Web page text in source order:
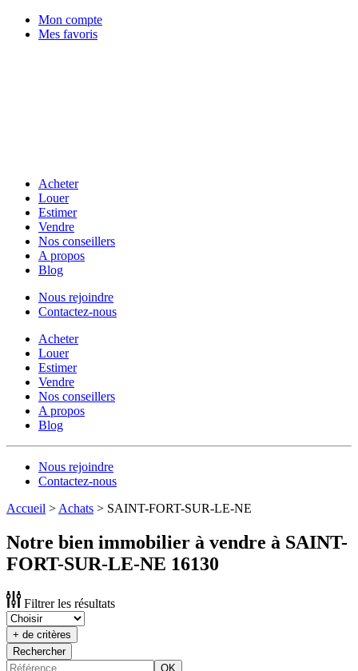
Mon compte
Mes favoris
Acheter
Louer
Estimer
Vendre
Nos conseillers
A propos
Blog
Nous rejoindre
Contactez-nous
Acheter
Louer
Estimer
Vendre
Nos conseillers
A propos
Blog
Nous rejoindre
Contactez-nous
Accueil > Achats > SAINT-FORT-SUR-LE-NE
Notre bien immobilier à vendre à SAINT-
FORT-SUR-LE-NE 16130
Filtrer les résultats
+ de critères
Rechercher
OK